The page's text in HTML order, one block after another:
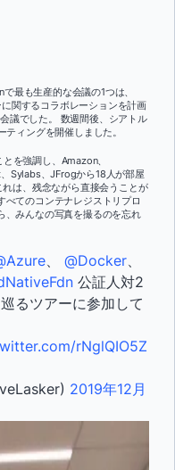
最も生産的な会議の1つは、
関するコラボレーションを計画
議でした。 数週間後、シアトル
ィングを開催しました。
を強調し、Amazon、
Sylabs、JFrogから18人が部屋
は、残念ながら直接会うことが
てのコンテナレジストリプロ
、みんなの写真を撮るのを忘れ
@Docker
公証人対2
るツアーに参加して
rNglQIO5Z
2019年12月